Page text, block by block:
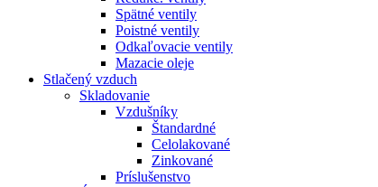
Spätné ventily
Poistné ventily
Odkaľovacie ventily
Mazacie oleje
Stlačený vzduch
Skladovanie
Vzdušníky
Štandardné
Celolakované
Zinkované
Príslušenstvo